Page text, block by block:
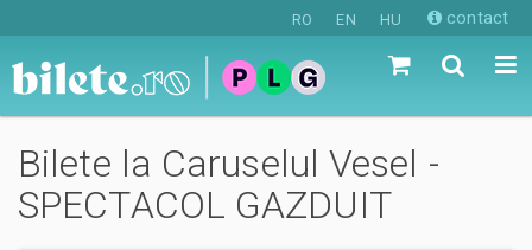
RO EN HU contact
Bilete la Caruselul Vesel -
SPECTACOL GAZDUIT